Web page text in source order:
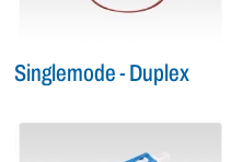
Singlemode - Duplex